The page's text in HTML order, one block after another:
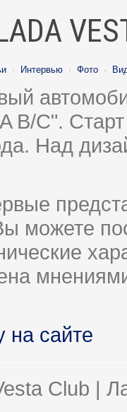
· Интервью · Фото ·
B/C".
Над
можете
на сайте
Club |